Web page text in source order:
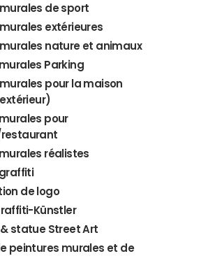
de sport
extérieures
nature et animaux
Parking
pour la maison
pour
réalistes
de logo
Künstler
statue Street Art
peintures murales et de